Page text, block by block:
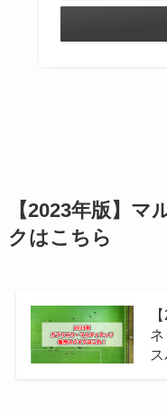
【2023年版】マ
クはこちら